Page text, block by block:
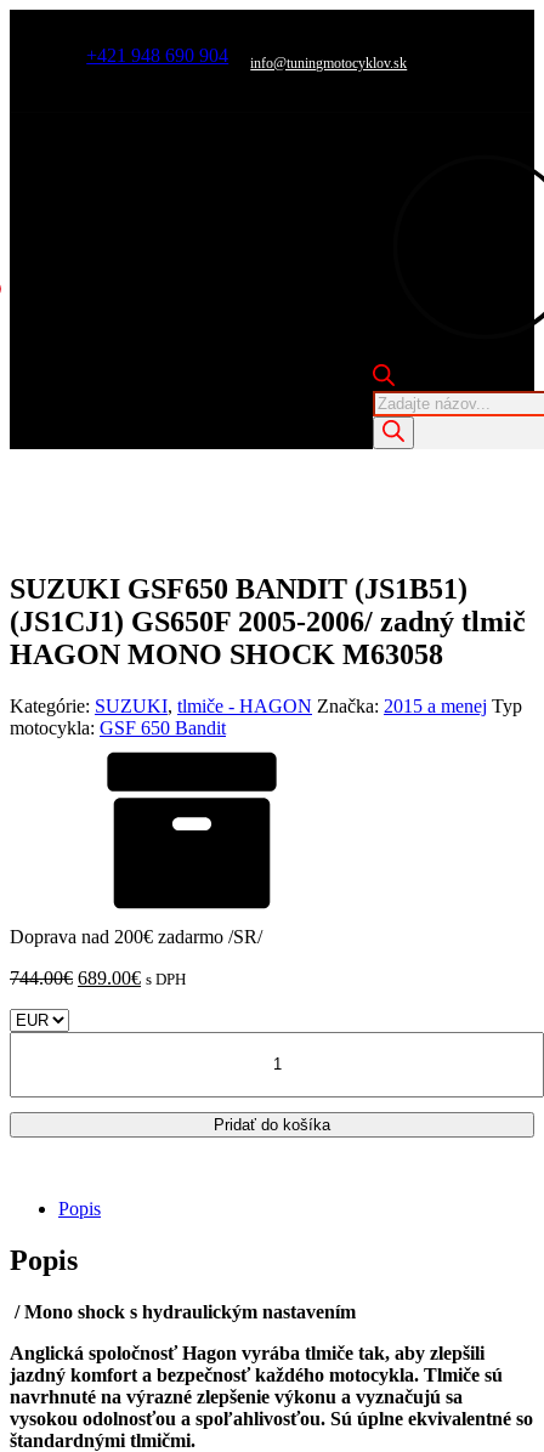
+421 948 690 904 info@tuningmotocyklov.sk
Products
search
SUZUKI GSF650 BANDIT (JS1B51)
(JS1CJ1) GS650F 2005-2006/ zadný tlmič
HAGON MONO SHOCK M63058
Kategórie: SUZUKI, tlmiče - HAGON Značka: 2015 a menej Typ
motocykla: GSF 650 Bandit
Doprava nad 200€ zadarmo /SR/
744.00€ Pôvodná
689.00€Aktuálna
s DPH
2006/
tlmič
HAGON
MONO
SHOCK
M63058
Pridať do košíka
Popis
Popis
/ Mono shock s hydraulickým nastavením
Anglická spoločnosť Hagon vyrába tlmiče tak, aby zlepšili
jazdný komfort a bezpečnosť každého motocykla. Tlmiče sú
navrhnuté na výrazné zlepšenie výkonu a vyznačujú sa
vysokou odolnosťou a spoľahlivosťou. Sú úplne ekvivalentné so
štandardnými tlmičmi.